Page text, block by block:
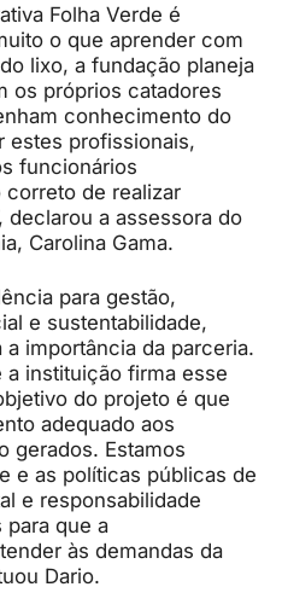
Folha Verde é
o que aprender com
lixo, a fundação planeja
os próprios catadores
conhecimento do
estes profissionais,
funcionários
de realizar
declarou a assessora do
Carolina Gama.
para gestão,
e sustentabilidade,
a importância da parceria.
a instituição firma esse
do projeto é que
adequado aos
gerados. Estamos
e as políticas públicas de
e responsabilidade
para que a
às demandas da
Dario.